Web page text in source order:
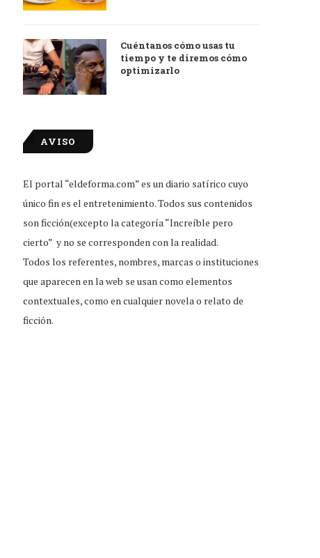
Cuéntanos cómo usas tu
tiempo y te diremos cómo
optimizarlo
AVISO
El portal “eldeforma.com” es un diario satírico cuyo
único fin es el entretenimiento. Todos sus contenidos
son ficción(excepto la categoría “Increíble pero
cierto” y no se corresponden con la realidad.
Todos los referentes, nombres, marcas o instituciones
que aparecen en la web se usan como elementos
contextuales, como en cualquier novela o relato de
ficción.